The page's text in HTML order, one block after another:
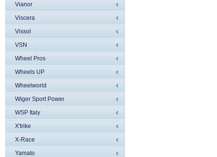
Vianor
Viscera
Vissol
VSN
Wheel Pros
Wheels UP
Wheelworld
Wiger Sport Power
WSP Italy
X'trike
X-Race
Yamato